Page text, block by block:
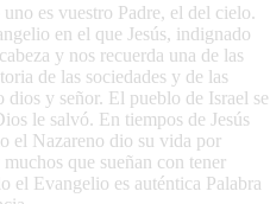
es vuestro Padre, el del cielo.
en el que Jesús, indignado
y nos recuerda una de las
de las sociedades y de las
dios y señor. El pueblo de Israel se
le salvó. En tiempos de Jesús
el Nazareno dio su vida por
que sueñan con tener
el Evangelio es auténtica Palabra